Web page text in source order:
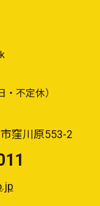
窪川原553-2